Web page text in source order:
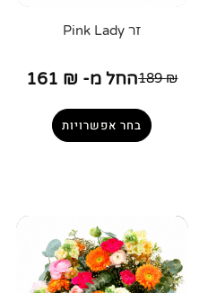
זר Pink Lady
189₪ החל מ- 161 ₪
בחר אפשרויות